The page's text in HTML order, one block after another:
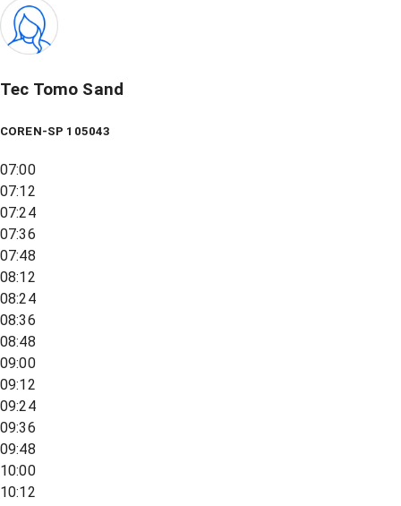
Tec Tomo Sand
COREN-SP 105043
07:00
07:12
07:24
07:36
07:48
08:12
08:24
08:36
08:48
09:00
09:12
09:24
09:36
09:48
10:00
10:12